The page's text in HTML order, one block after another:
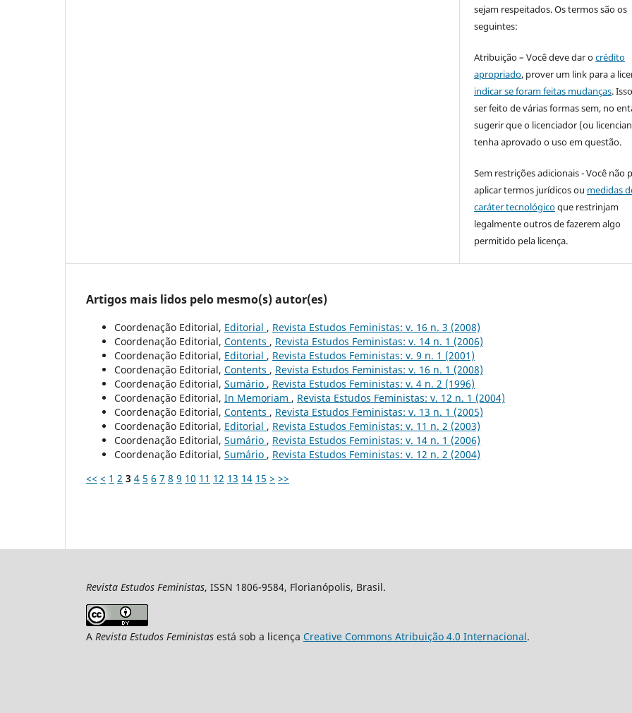
sejam respeitados. Os termos são os
seguintes:
Atribuição – Você deve dar ocrédito
apropriado, prover um link para a
indicar se foram feitas mudanças.
ser feito de várias formas sem, no
sugerir que o licenciador (ou
tenha aprovado o uso em questão.
Sem restrições adicionais - Você não
aplicar termos jurídicos ou medidas
caráter tecnológicoque restrinjam
legalmente outros de fazerem algo
permitido pela licença.
Artigos mais lidos pelo mesmo(s) autor(es)
Coordenação Editorial, Editorial , Revista Estudos Feministas: v. 16 n. 3 (2008)
Coordenação Editorial, Contents , Revista Estudos Feministas: v. 14 n. 1 (2006)
Coordenação Editorial, Editorial , Revista Estudos Feministas: v. 9 n. 1 (2001)
Coordenação Editorial, Contents , Revista Estudos Feministas: v. 16 n. 1 (2008)
Coordenação Editorial, Sumário , Revista Estudos Feministas: v. 4 n. 2 (1996)
Coordenação Editorial, In Memoriam , Revista Estudos Feministas: v. 12 n. 1 (2004)
Coordenação Editorial, Contents , Revista Estudos Feministas: v. 13 n. 1 (2005)
Coordenação Editorial, Editorial , Revista Estudos Feministas: v. 11 n. 2 (2003)
Coordenação Editorial, Sumário , Revista Estudos Feministas: v. 14 n. 1 (2006)
Coordenação Editorial, Sumário , Revista Estudos Feministas: v. 12 n. 2 (2004)
<< < 1 2 3 4 5 6 7 8 9 10 11 12 13 14 15 > >>
Revista Estudos Feministas, ISSN 1806-9584, Florianópolis, Brasil.
A Revista Estudos Feministas está sob a licença Creative Commons Atribuição 4.0 Internacional.